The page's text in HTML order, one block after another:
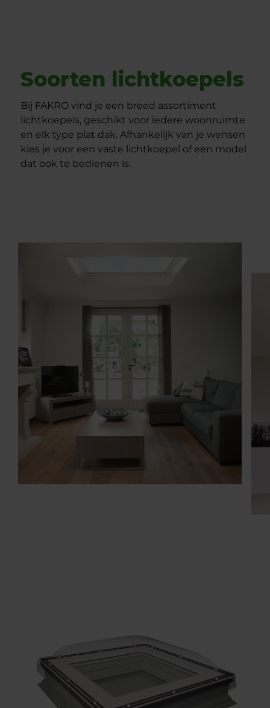
Soorten lichtkoepels
Bij FAKRO vind je een breed assortiment
lichtkoepels, geschikt voor iedere woonruimte
en elk type plat dak. Afhankelijk van je wensen
kies je voor een vaste lichtkoepel of een model
dat ook te bedienen is.